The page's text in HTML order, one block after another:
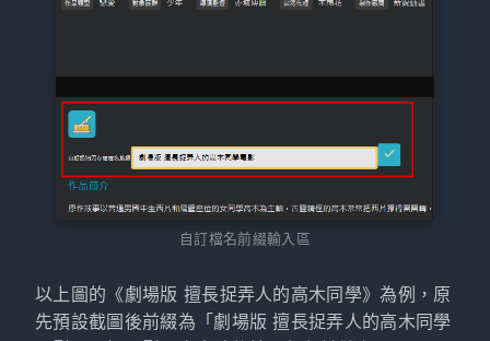
自訂檔名前綴輸入區
以上圖的《劇場版 擅長捉弄人的高木同學》為例，原
先預設截圖後前綴為「劇場版 擅長捉弄人的高木同學